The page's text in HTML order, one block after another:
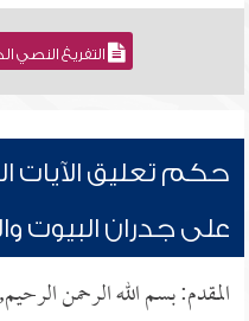
التفريغ النصي
حكم تعليق الآيات
على جدران البيوت
المقدم: بسم الله الرحمن